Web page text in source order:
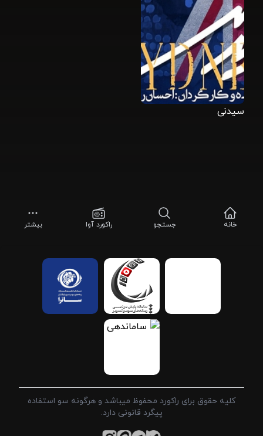
سیدنی
خانه جستجو راکورد آوا بیشتر
کلیه حقوق برای راکورد محفوظ میباشد و هرگونه سو استفاده
پیگرد قانونی دارد.